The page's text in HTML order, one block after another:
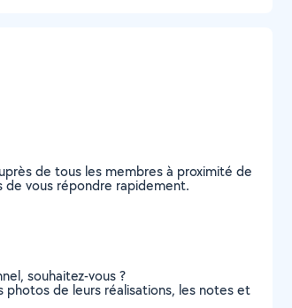
de tous les membres à proximité de
de vous répondre rapidement.
souhaitez-vous ?
photos de leurs réalisations, les notes et